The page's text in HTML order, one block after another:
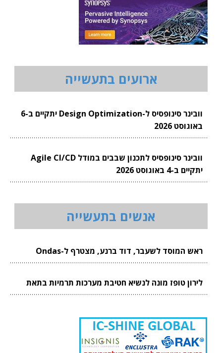
ארועים בתעשייה
וובינר סינופסיס ל-Design Optimization יתקיים ב-6
באוגוסט 2026
וובינר סינופסיס לתכנון שבבים במודל Agile CI/CD
יתקיים ב-4 באוגוסט 2026
אנשים בתעשייה
ראש המוסד לשעבר, דוד ברנע, מצטרף ל-Ondas
לירון טופז מונה לנשיא חטיבת מערכות תרמיות בתאת